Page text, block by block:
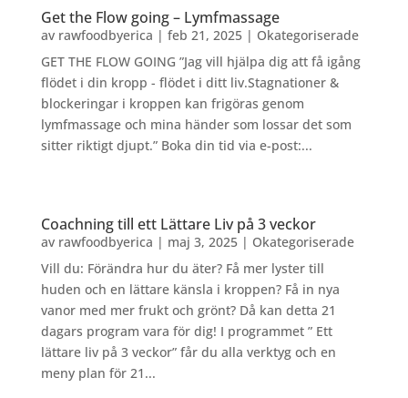
Get the Flow going – Lymfmassage
av rawfoodbyerica | feb 21, 2025| Okategoriserade
GET THE FLOW GOING ”Jag vill hjälpa dig att få igång
flödet i din kropp - flödet i ditt liv.Stagnationer &
blockeringar i kroppen kan frigöras genom
lymfmassage och mina händer som lossar det som
sitter riktigt djupt.” Boka din tid via e-post:...
Coachning till ett Lättare Liv på 3 veckor
av rawfoodbyerica | maj 3, 2025| Okategoriserade
Vill du: Förändra hur du äter? Få mer lyster till
huden och en lättare känsla i kroppen? Få in nya
vanor med mer frukt och grönt? Då kan detta 21
dagars program vara för dig! I programmet ” Ett
lättare liv på 3 veckor” får du alla verktyg och en
meny plan för 21...